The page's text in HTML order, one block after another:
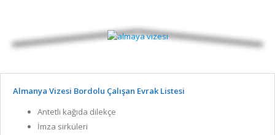
Almanya Vizesi Bordolu Çalışan Evrak Listesi
Antetli kağıda dilekçe
İmza sirküleri